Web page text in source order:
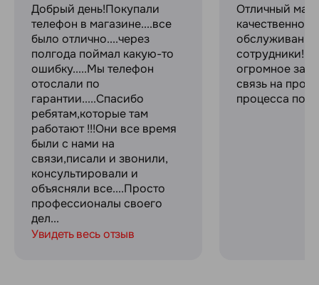
Добрый день!Покупали
телефон в магазине....все
было отлично....через
полгода поймал какую-то
ошибку.....Мы телефон
отослали по
гарантии.....Спасибо
ребятам,которые там
работают !!!Они все время
были с нами на
связи,писали и звонили,
консультировали и
объясняли все....Просто
профессионалы своего
дел...
Увидеть весь отзыв
Отличный
качественное
сотрудники!
огромное за
связь на
процесса